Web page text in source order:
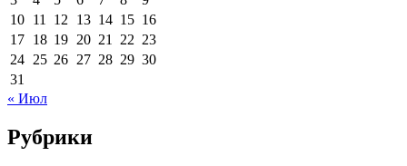
10 11 12 13 14 15 16
17 18 19 20 21 22 23
24 25 26 27 28 29 30
31
« Июл
Рубрики